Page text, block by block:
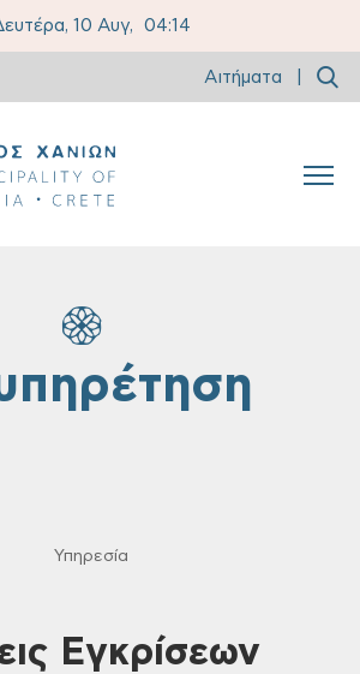
10 Αυγ, 04:14
Αιτήματα
Υπηρεσία
Εγκρίσεων